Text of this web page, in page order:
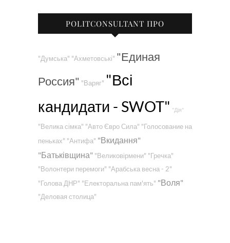
POLITCONSULTANT ПРО
"Думська" "Ахметовські" "Единая
Россия" "Варяг" "Всі
кандидати - SWOT" "Дія"
"Велика сімка" "Авто Євро Сила" "Голосование на
пеньках" "Антифа" "Вкидання"
"Батьківщина" "Великовірмени" "Гречка"
"Волонтери перемоги" "Арабська весна - 2"
"Голова ДНР" "Електоральна пам'ять" "Воля"
"Деловая столица"